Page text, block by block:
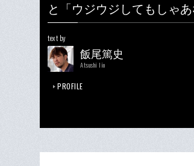
と「ウジウジしてもしゃ
text by
飯尾篤史
Atsushi Iio
PROFILE